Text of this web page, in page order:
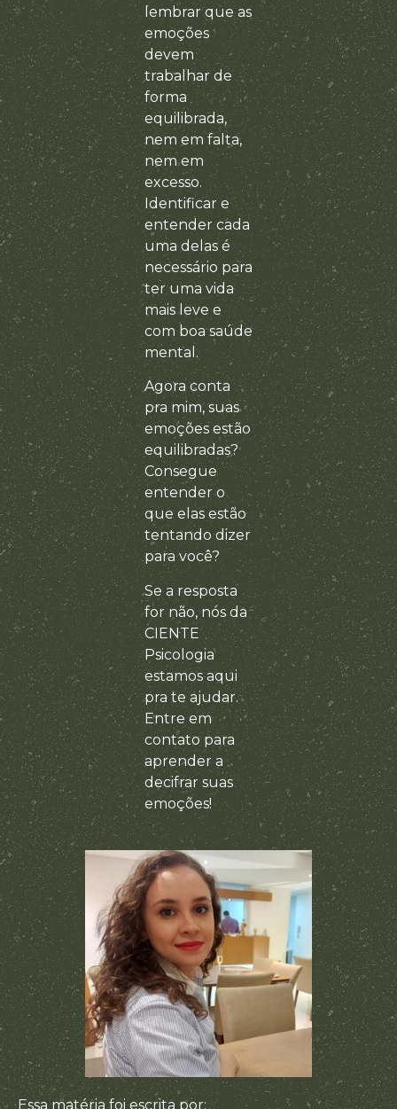
lembrar que as
emoções
devem
trabalhar de
forma
equilibrada,
nem em falta,
nem em
excesso.
Identificar e
entender cada
uma delas é
necessário para
ter uma vida
mais leve e
com boa saúde
mental.
Agora conta
pra mim, suas
emoções estão
equilibradas?
Consegue
entender o
que elas estão
tentando dizer
para você?
Se a resposta
for não, nós da
CIENTE
Psicologia
estamos aqui
pra te ajudar.
Entre em
contato para
aprender a
decifrar suas
emoções!
Essa matéria foi escrita por: